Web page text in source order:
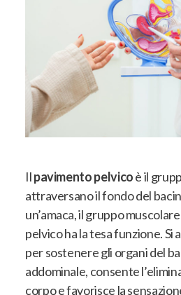
Ilpavimento pelvicoè il
attraversano il fondo del
un’amaca, il gruppo
pelvico ha la tesa funzione. Si
per sostenere gli organi del
addominale, consente
corpo e favorisce la